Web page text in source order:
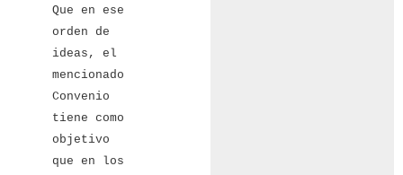
Que en ese
orden de
ideas, el
mencionado
Convenio
tiene como
objetivo
que en los